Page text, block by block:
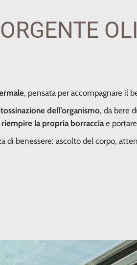
, pensata per accompagnare il
dell’organismo, da bere
riempire la propria borracciae portare
di benessere: ascolto del corpo,